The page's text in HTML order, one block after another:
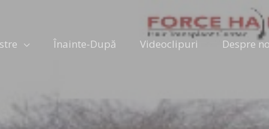
Înainte-După Videoclipuri Despre